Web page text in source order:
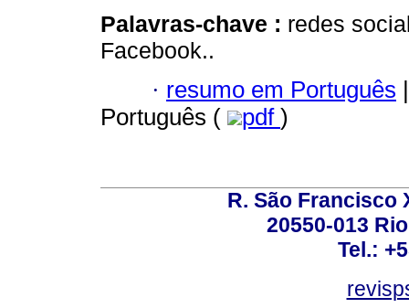
Palavras-chave : redes
Facebook..
· resumo em Português |
Português (
pdf )
R. São Francisco
20550-013
Tel.: